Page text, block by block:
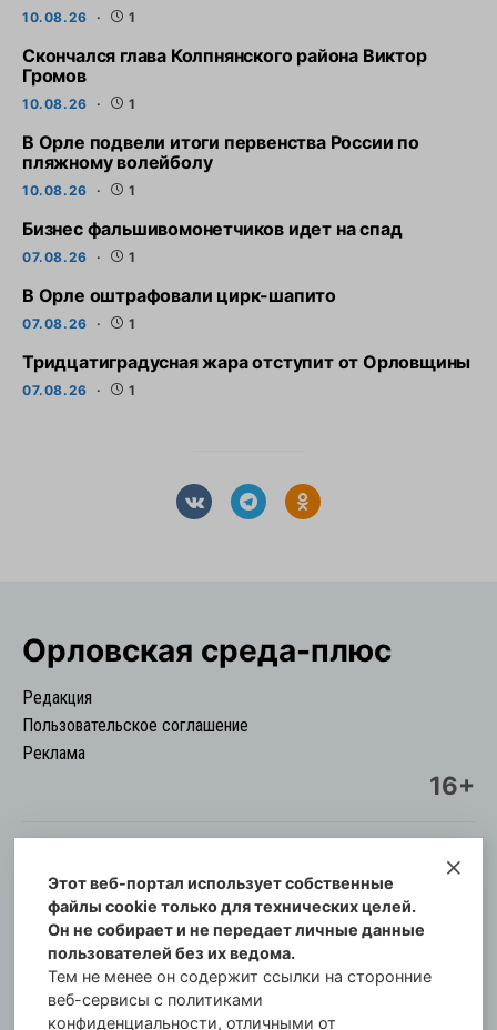
10.08.26 1
Скончался глава Колпнянского района Виктор
Громов
10.08.26 1
В Орле подвели итоги первенства России по
пляжному волейболу
10.08.26 1
Бизнес фальшивомонетчиков идет на спад
07.08.26 1
В Орле оштрафовали цирк-шапито
07.08.26 1
Тридцатиградусная жара отступит от Орловщины
07.08.26 1
Орловская cреда-плюс
Редакция
Пользовательское соглашение
Реклама
16+
© Информационный городской портал
Орловская cреда-плюс, 2021-2026
Свидетельство о регистрации СМИ: ПИ №57-
00254 от 29 октября 2013 г.
Газета зарегистрирована Управлением
Федеральной службы по надзору в сфере связи,
Этот веб-портал использует собственные
файлы cookie только для технических целей.
Он не собирает и не передает личные данные
пользователей без их ведома.
Тем не менее он содержит ссылки на сторонние
веб-сервисы с политиками
конфиденциальности, отличными от